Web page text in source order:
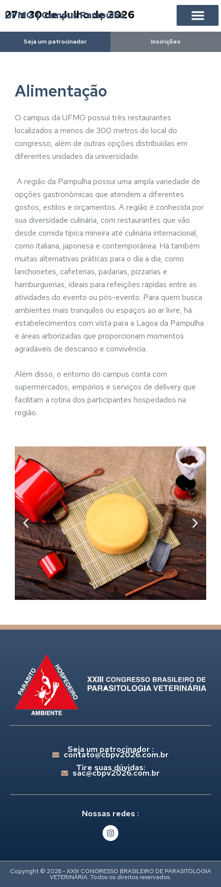
27 a 30 de Julho de 2026
UFMG | Campus Pampulha
Seja um patrocinador Inscrições
Alimentação
O campus da UFMG possui três restaurantes
localizados a menos de 300 metros do local do
congresso, além de outras opções distribuídas em
diferentes unidades da universidade.
A região da Pampulha possui uma ampla variedade de
opções gastronômicas que atendem a diferentes
gostos, estilos e orçamentos. A região é conhecida por
sua diversidade culinária, com restaurantes que vão
desde comida típica mineira até culinária internacional,
como italiana, japonesa e contemporânea. Há também
muitas alternativas práticas para o dia a dia, como
lanchonetes, cafeterias, padarias, pizzarias e
hamburguerias, ideais para refeições rápidas entre as
atividades do evento ou pós-evento. Para quem busca
ambientes mais tranquilos ou espaços ao ar livre, há
estabelecimentos com vista para a Lagoa da Pampulha
e áreas arborizadas que proporcionam momentos
agradáveis de descanso e convivência.
Além disso, o entorno do campus conta com
supermercados, empórios e serviços de delivery que
facilitam a rotina dos participantes hospedados na
região.
Seja um patrocinador :
contato@cbpv2026.com.br
Tire suas dúvidas:
sac@cbpv2026.com.br
Nossas redes :
Copyright © 2026 - XXIII CONGRESSO BRASILEIRO DE PARASITOLOGIA
VETERINÁRIA. Todos os direitos reservados.